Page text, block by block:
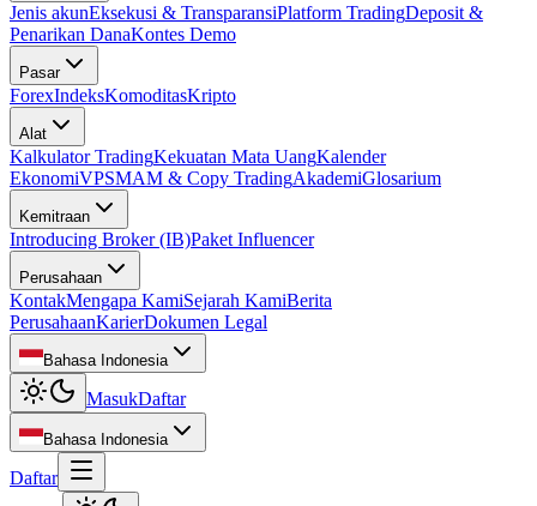
Jenis akunEksekusi & TransparansiPlatform TradingDeposit &
Penarikan DanaKontes Demo
Pasar
ForexIndeksKomoditasKripto
Alat
Kalkulator TradingKekuatan Mata UangKalender
EkonomiVPSMAM & Copy TradingAkademiGlosarium
Kemitraan
Introducing Broker (IB)Paket Influencer
Perusahaan
KontakMengapa KamiSejarah KamiBerita
PerusahaanKarierDokumen Legal
Bahasa Indonesia
MasukDaftar
Bahasa Indonesia
Daftar